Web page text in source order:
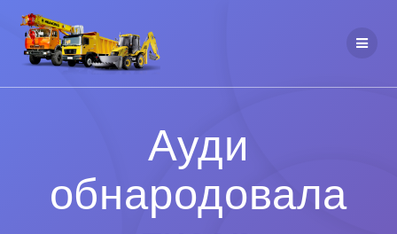
Ауди
обнародовала